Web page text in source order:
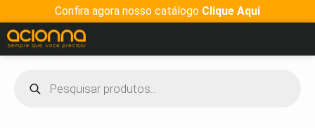
Confira agora nosso catálogo Clique Aqui